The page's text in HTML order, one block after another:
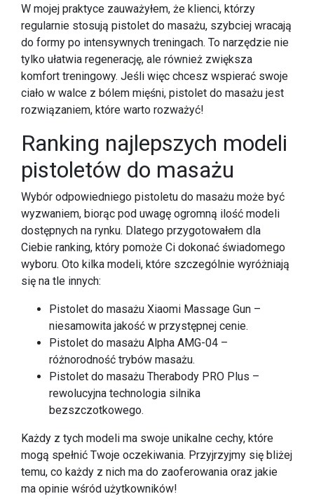
W mojej praktyce zauważyłem, że klienci, którzy
regularnie stosują pistolet do masażu, szybciej wracają
do formy po intensywnych treningach. To narzędzie nie
tylko ułatwia regenerację, ale również zwiększa
komfort treningowy. Jeśli więc chcesz wspierać swoje
ciało w walce z bólem mięśni, pistolet do masażu jest
rozwiązaniem, które warto rozważyć!
Ranking najlepszych modeli
pistoletów do masażu
Wybór odpowiedniego pistoletu do masażu może być
wyzwaniem, biorąc pod uwagę ogromną ilość modeli
dostępnych na rynku. Dlatego przygotowałem dla
Ciebie ranking, który pomoże Ci dokonać świadomego
wyboru. Oto kilka modeli, które szczególnie wyróżniają
się na tle innych:
Pistolet do masażu Xiaomi Massage Gun –
niesamowita jakość w przystępnej cenie.
Pistolet do masażu Alpha AMG-04 –
różnorodność trybów masażu.
Pistolet do masażu Therabody PRO Plus –
rewolucyjna technologia silnika
bezszczotkowego.
Każdy z tych modeli ma swoje unikalne cechy, które
mogą spełnić Twoje oczekiwania. Przyjrzyjmy się bliżej
temu, co każdy z nich ma do zaoferowania oraz jakie
ma opinie wśród użytkowników!